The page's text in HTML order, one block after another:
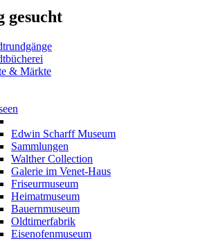
gesucht
& Märkte
Edwin Scharff Museum
Sammlungen
Walther Collection
Galerie im Venet-Haus
Friseurmuseum
Heimatmuseum
Bauernmuseum
Oldtimerfabrik
Eisenofenmuseum